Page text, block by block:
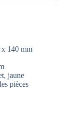
x 140 mm
jaune
pièces